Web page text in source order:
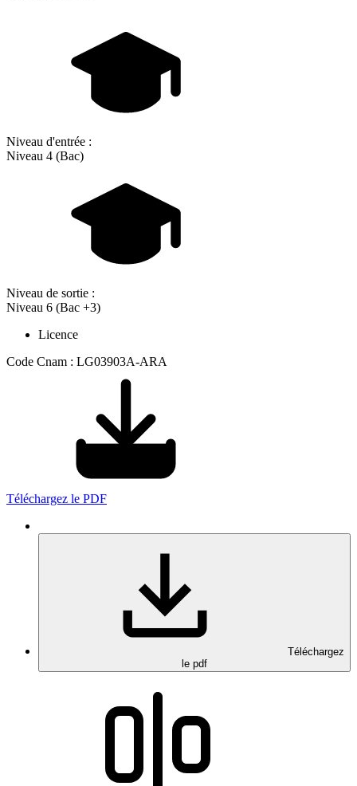
Niveau d'entrée :
Niveau 4 (Bac)
Niveau de sortie :
Niveau 6 (Bac +3)
Licence
Code Cnam : LG03903A-ARA
Téléchargez le PDF
Téléchargez
le pdf